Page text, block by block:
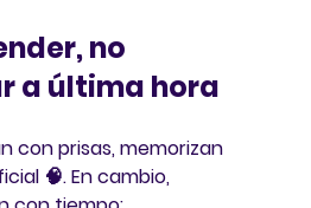
no
a última hora
con prisas, memorizan
🧠. En cambio,